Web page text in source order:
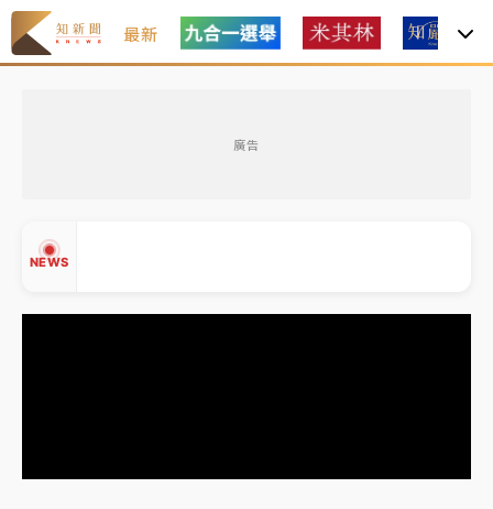
最新
廣告
NEWS
韓股最壞時期已過？大摩估去槓桿完成逾半 波動率降
至2個月低
「白海豚」雨炸新北！通報109件災情 侯友宜揭這類災